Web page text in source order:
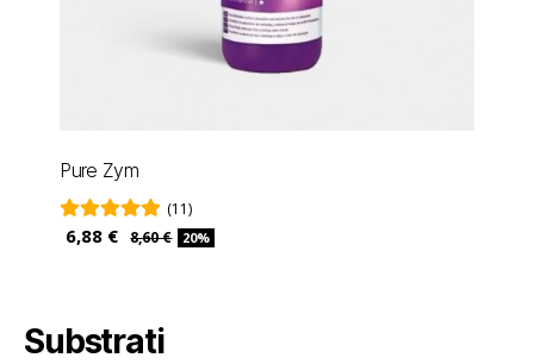
Pure Zym
(11)
6,88 € 8,60 € 20%
Substrati